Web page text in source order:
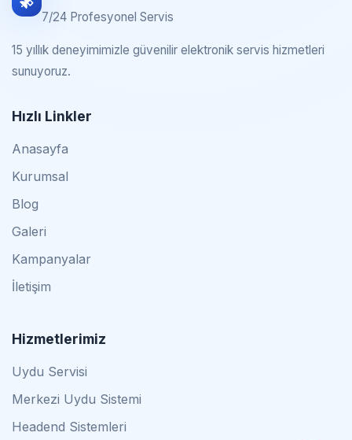
7/24 Profesyonel Servis
15 yıllık deneyimimizle güvenilir elektronik servis hizmetleri
sunuyoruz.
Hızlı Linkler
Anasayfa
Kurumsal
Blog
Galeri
Kampanyalar
İletişim
Hizmetlerimiz
Uydu Servisi
Merkezi Uydu Sistemi
Headend Sistemleri